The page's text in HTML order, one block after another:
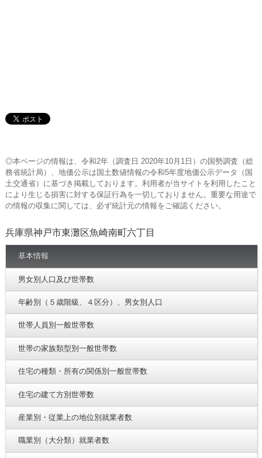
◎本ページの情報は、令和2年（調査日 2020年10月1日）の国勢調査（総
務省統計局）、地価公示は国土数値情報の令和5年度地価公示データ（国
土交通省）に基づき掲載しております。利用者が当サイトを利用したこと
により生じる損害に対する保証行為を一切しておりません。重要な用途で
の情報の収集に関しては、必ず統計元の情報をご確認ください。
兵庫県神戸市東灘区魚崎南町六丁目
基本情報
男女別人口及び世帯数
年齢別（５歳階級、４区分）、男女別人口
世帯人員別一般世帯数
世帯の家族類型別一般世帯数
住宅の種類・所有の関係別一般世帯数
住宅の建て方別世帯数
産業別・従業上の地位別就業者数
職業別（大分類）就業者数